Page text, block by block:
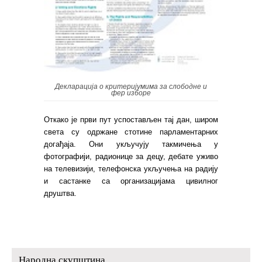
Декларација о критеријумима за слободне и
фер изборе
Откако је први пут успостављен тај дан, широм
света су одржане стотине парламентарних
догађаја. Они укључују такмичења у
фотографији, радионице за децу, дебате уживо
на телевизији, телефонска укључења на радију
и састанке са организацијама цивилног
друштва.